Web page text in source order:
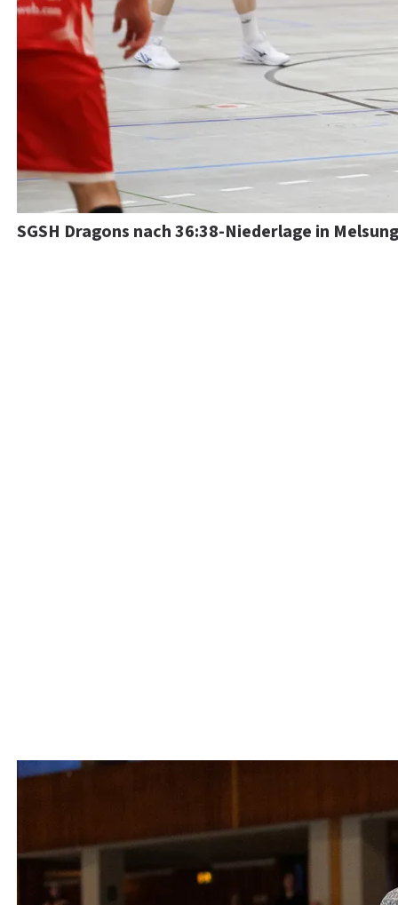
SGSH Dragons nach 36:38-Niederlage in